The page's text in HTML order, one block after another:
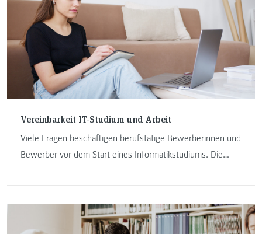
Vereinbarkeit IT-Studium und Arbeit
Viele Fragen beschäftigen berufstätige Bewerberinnen und
Bewerber vor dem Start eines Informatikstudiums. Die